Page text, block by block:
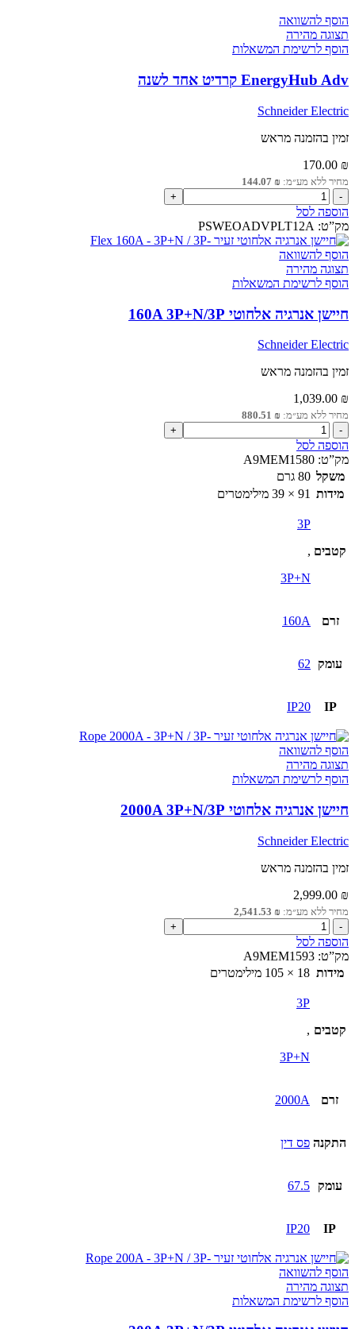
קרדיט
אחד
ל3
שנים
הוסף להשוואה
תצוגה מהירה
הוסף לרשימת המשאלות
EnergyHub Adv קרדיט אחד לשנה
Schneider Electric
זמין בהזמנה מראש
170.00 ₪
מחיר ללא מע״מ: 144.07 ₪
כמות
של
EnergyHub
Adv
קרדיט
אחד
לשנה
הוספה לסל
מק”ט: PSWEOADVPLT12A
הוסף להשוואה
תצוגה מהירה
הוסף לרשימת המשאלות
חיישן אנרגיה אלחוטי 160A 3P+N/3P
Schneider Electric
זמין בהזמנה מראש
1,039.00 ₪
מחיר ללא מע״מ: 880.51 ₪
כמות
של
חיישן
אנרגיה
אלחוטי
160A
הוספה לסל
מק”ט: A9MEM1580
משקל 80 גרם
מידות 91 × 39 מילימטרים
קטבים
3P
,
3P+N
זרם 160A
עומק 62
IP
IP20
הוסף להשוואה
תצוגה מהירה
הוסף לרשימת המשאלות
חיישן אנרגיה אלחוטי 2000A 3P+N/3P
Schneider Electric
זמין בהזמנה מראש
2,999.00 ₪
מחיר ללא מע״מ: 2,541.53 ₪
כמות
של
חיישן
אנרגיה
אלחוטי
2000A
3P+N/3P
הוספה לסל
מק”ט: A9MEM1593
מידות 18 × 105 מילימטרים
קטבים
3P
,
3P+N
זרם 2000A
התקנה פס דין
עומק 67.5
IP
IP20
הוסף להשוואה
תצוגה מהירה
הוסף לרשימת המשאלות